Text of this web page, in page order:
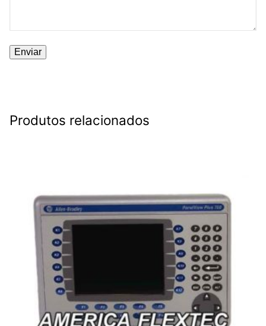
Produtos relacionados